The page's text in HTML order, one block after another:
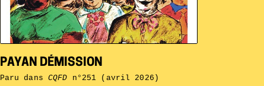
PAYAN DÉMISSION
Paru dans CQFD n°251 (avril 2026)